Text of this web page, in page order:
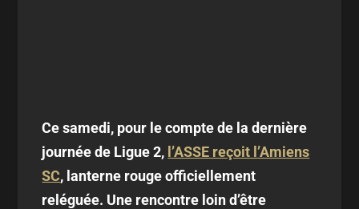
Ce samedi, pour le compte de la dernière
journée de Ligue 2, l’ASSE reçoit l’Amiens
SC, lanterne rouge officiellement
reléguée. Une rencontre loin d’être